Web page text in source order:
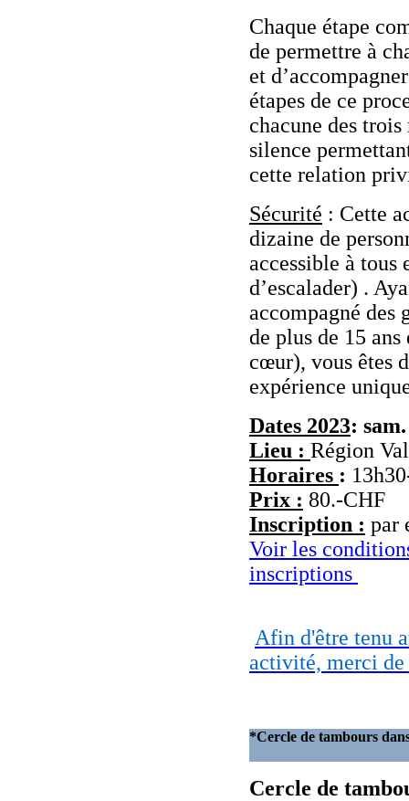
Chaque étape
de permettre à
et
étapes de ce
chacune des
silence
cette relation
Sécurité : Cette
dizaine de
accessible à tous
d’escalader) .
accompagné des
de plus de 15
cœur), vous êtes
expérience
Dates 2023:
Lieu : Région
Horaires :
Prix : 80.-CHF
Inscription : par
Voir les
inscriptions
Afin d'être tenu
activité, merci de
*Cercle de
Cercle de